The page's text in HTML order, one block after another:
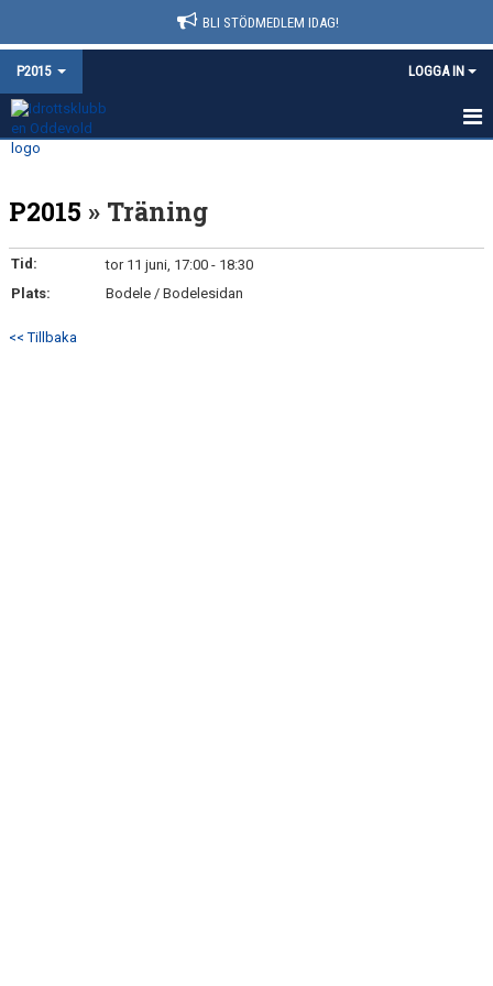
BLI STÖDMEDLEM IDAG!
P2015 LOGGA IN
HEM
NYHETER
KALENDER
MATCHER
P2015 » Träning
Tid:
tor 11 juni, 17:00 - 18:30
Plats:
Bodele / Bodelesidan
<< Tillbaka